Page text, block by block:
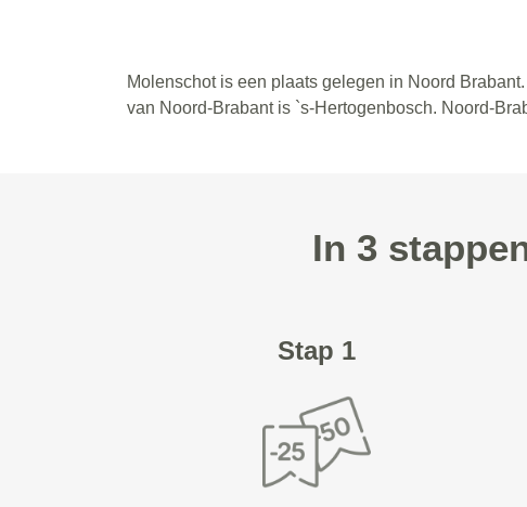
Molenschot is een plaats gelegen in Noord
van Noord-Brabant is `s-Hertogenbosch. Noord-
In 3
Stap 1